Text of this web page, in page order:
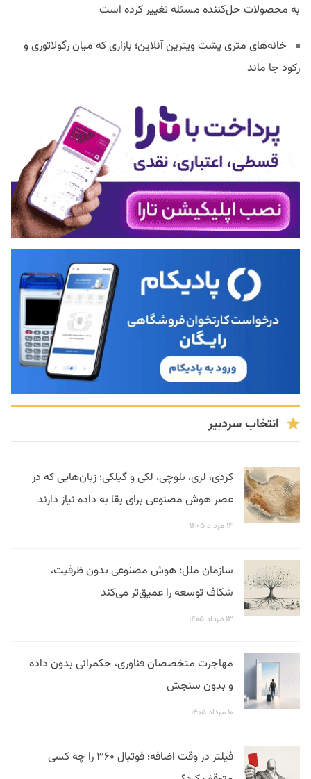
به محصولات حل‌کننده مسئله تغییر کرده است
خانه‌های متری پشت ویترین آنلاین؛ بازاری که میان رگولاتوری و
رکود جا ماند
انتخاب سردبیر
کردی، لری، بلوچی، لکی و گیلکی؛ زبان‌هایی که در
عصر هوش مصنوعی برای بقا به داده نیاز دارند
۱۴ مرداد ۱۴۰۵
سازمان ملل: هوش مصنوعی بدون ظرفیت،
شکاف توسعه را عمیق‌تر می‌کند
۱۳ مرداد ۱۴۰۵
مهاجرت متخصصان فناوری، حکمرانی بدون داده
و بدون سنجش
۱۰ مرداد ۱۴۰۵
فیلتر در وقت اضافه؛ فوتبال ۳۶۰ را چه کسی